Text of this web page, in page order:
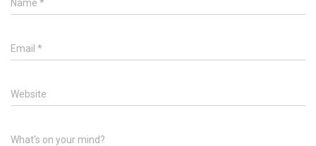
Name *
Email *
Website
What's on your mind?